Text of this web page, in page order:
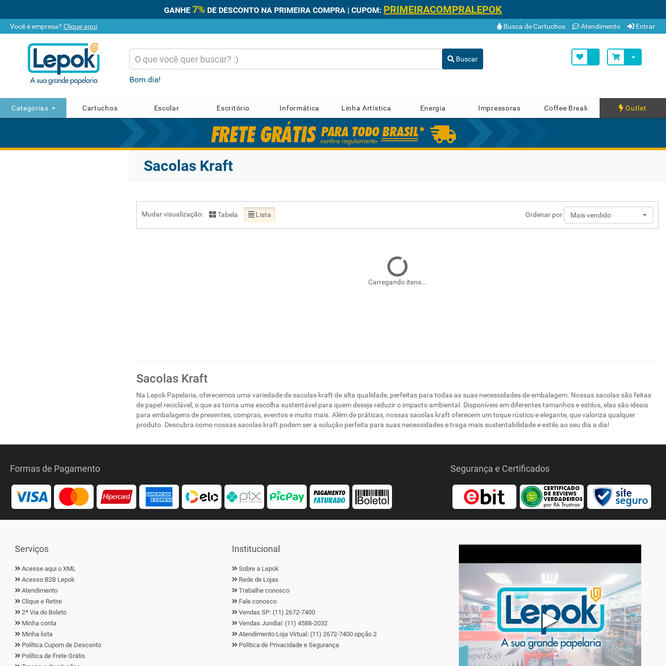
GANHE 7% DE DESCONTO NA PRIMEIRA COMPRA | CUPOM: PRIMEIRACOMPRALEPOK
Você é empresa? Clique aqui Busca de Cartuchos Atendimento Entrar
Buscar
Bom dia!
Categorias Cartuchos Escolar Escritório Informática Linha Artística Energia Impressoras Coffee Break Outlet
Sacolas Kraft
Mudar visualização: Tabela Lista Ordenar por Mais vendido
Carregando itens...
Sacolas Kraft
Na Lepok Papelaria, oferecemos uma variedade de sacolas kraft de alta qualidade, perfeitas para todas as suas necessidades de embalagem. Nossas sacolas são feitas
de papel reciclável, o que as torna uma escolha sustentável para quem deseja reduzir o impacto ambiental. Disponíveis em diferentes tamanhos e estilos, elas são ideais
para embalagens de presentes, compras, eventos e muito mais. Além de práticas, nossas sacolas kraft oferecem um toque rústico e elegante, que valoriza qualquer
produto. Descubra como nossas sacolas kraft podem ser a solução perfeita para suas necessidades e traga mais sustentabilidade e estilo ao seu dia a dia!
Formas de Pagamento Segurança e Certificados
Serviços
Acesse aqui o XML
Acesso B2B Lepok
Atendimento
Clique e Retire
2ª Via do Boleto
Minha conta
Minha lista
Política Cupom de Desconto
Política de Frete Grátis
Institucional
Sobre a Lepok
Rede de Lojas
Trabalhe conosco
Fale conosco
Vendas SP: (11) 2672-7400
Vendas Jundiaí: (11) 4588-2032
Atendimento Loja Virtual: (11) 2672-7400 opção 2
Política de Privacidade e Segurança
▶